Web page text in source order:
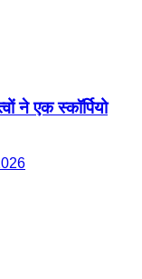
ने एक स्कॉर्पियो